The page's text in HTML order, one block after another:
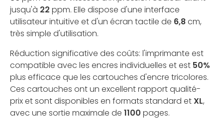
jusqu'à 22 ppm. Elle dispose d'une interface
utilisateur intuitive et d'un écran tactile de 6,8cm,
très simple d'utilisation.
Réduction significative des coûts: l'imprimante est
compatible avec les encres individuelles et est 50%
plus efficace que les cartouches d'encre tricolores.
Ces cartouches ont un excellent rapport qualité-
prix et sont disponibles en formats standard etXL,
avec une sortie maximale de 1100 pages.